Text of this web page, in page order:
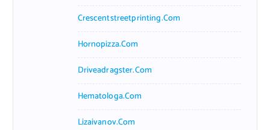
Crescentstreetprinting.com
Hornopizza.com
Driveadragster.com
Hematologa.com
Lizaivanov.com